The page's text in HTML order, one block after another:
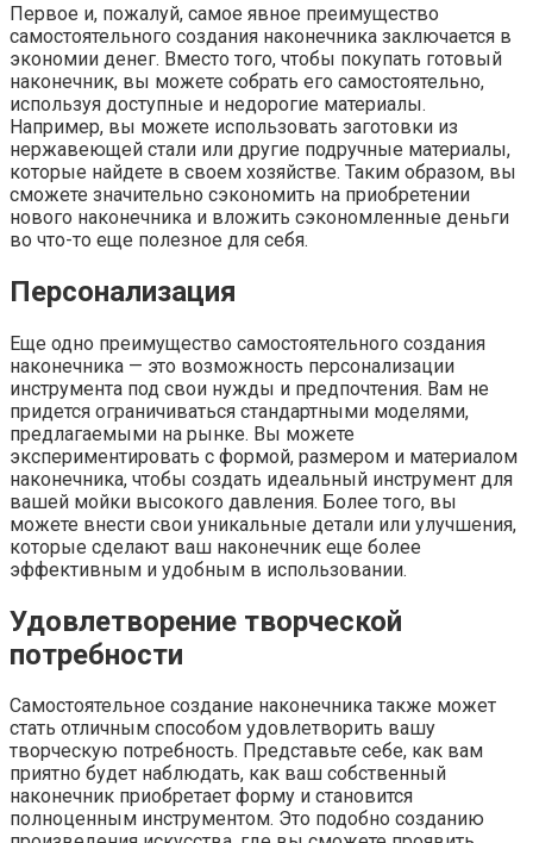
Первое и, пожалуй, самое явное преимущество
самостоятельного создания наконечника заключается в
экономии денег. Вместо того, чтобы покупать готовый
наконечник, вы можете собрать его самостоятельно,
используя доступные и недорогие материалы.
Например, вы можете использовать заготовки из
нержавеющей стали или другие подручные материалы,
которые найдете в своем хозяйстве. Таким образом, вы
сможете значительно сэкономить на приобретении
нового наконечника и вложить сэкономленные деньги
во что-то еще полезное для себя.
Персонализация
Еще одно преимущество самостоятельного создания
наконечника — это возможность персонализации
инструмента под свои нужды и предпочтения. Вам не
придется ограничиваться стандартными моделями,
предлагаемыми на рынке. Вы можете
экспериментировать с формой, размером и материалом
наконечника, чтобы создать идеальный инструмент для
вашей мойки высокого давления. Более того, вы
можете внести свои уникальные детали или улучшения,
которые сделают ваш наконечник еще более
эффективным и удобным в использовании.
Удовлетворение творческой
потребности
Самостоятельное создание наконечника также может
стать отличным способом удовлетворить вашу
творческую потребность. Представьте себе, как вам
приятно будет наблюдать, как ваш собственный
наконечник приобретает форму и становится
полноценным инструментом. Это подобно созданию